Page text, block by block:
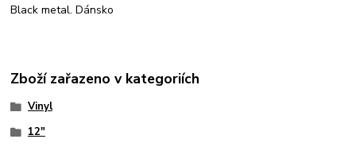
Black metal. Dánsko
Zboží zařazeno v kategoriích
Vinyl
12"